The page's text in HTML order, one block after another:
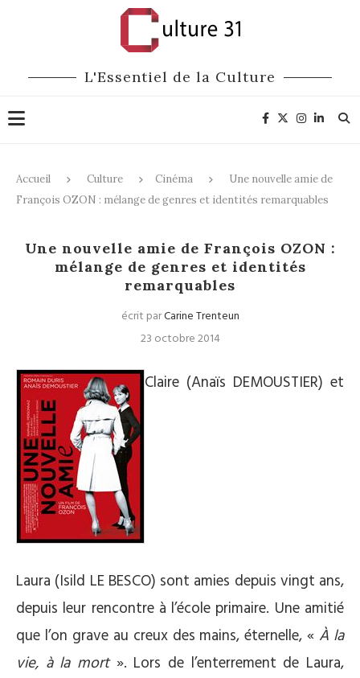
L'Essentiel de la Culture
Accueil Culture Cinéma
Une nouvelle amie de
François OZON : mélange de genres et identités remarquables
Une nouvelle amie de François OZON :
mélange de genres et identités
remarquables
écrit parCarine Trenteun
23 octobre 2014
Claire (Anaïs DEMOUSTIER) et
Laura (Isild LE BESCO) sont amies depuis vingt ans,
depuis leur rencontre à l’école primaire. Une amitié
que l’on grave au creux des mains, éternelle, « À la
vie, à la mort ». Lors de l’enterrement de Laura,